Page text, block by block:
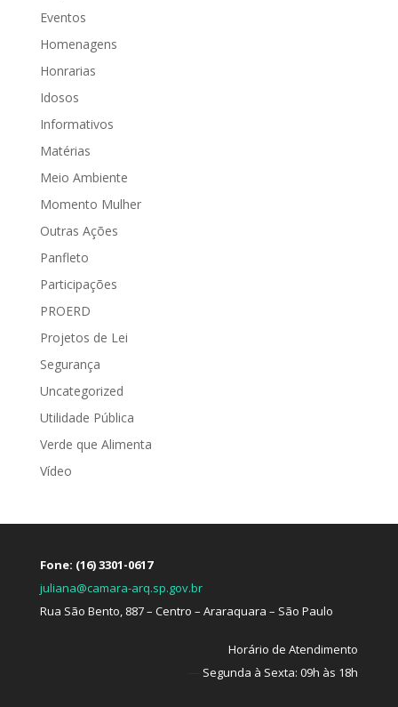
Eventos
Homenagens
Honrarias
Idosos
Informativos
Matérias
Meio Ambiente
Momento Mulher
Outras Ações
Panfleto
Participações
PROERD
Projetos de Lei
Segurança
Uncategorized
Utilidade Pública
Verde que Alimenta
Vídeo
Fone: (16) 3301-0617
juliana@camara-arq.sp.gov.br
Rua São Bento, 887 – Centro – Araraquara – São Paulo
Horário de Atendimento
Segunda à Sexta: 09h às 18h